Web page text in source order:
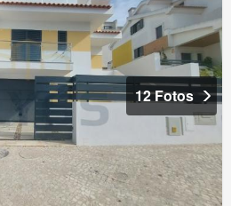
12 Fotos